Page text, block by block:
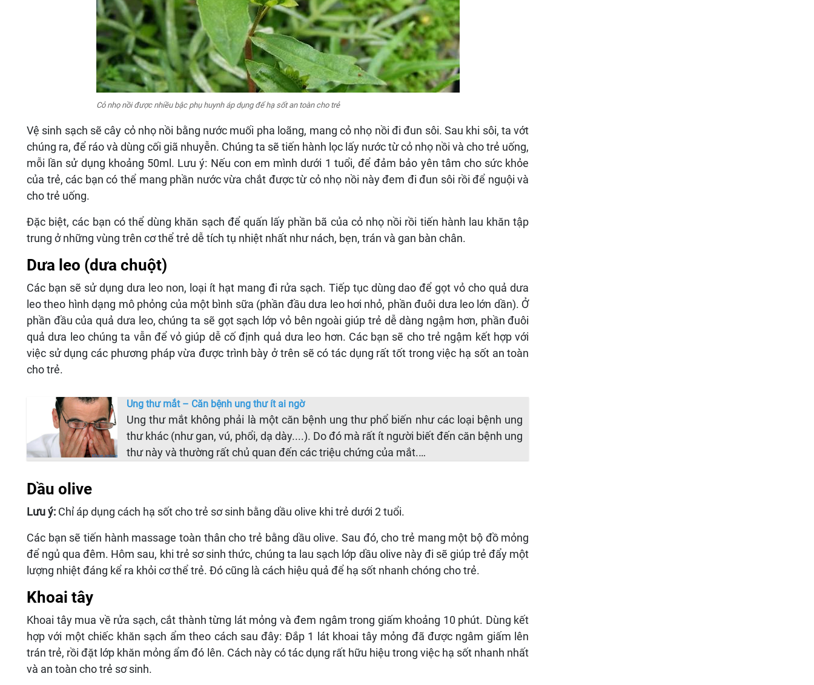
Cỏ nhọ nồi được nhiều bậc phụ huynh áp dụng để hạ sốt an toàn cho trẻ
Vệ sinh sạch sẽ cây cỏ nhọ nồi bằng nước muối pha loãng, mang cỏ nhọ nồi đi đun sôi. Sau khi sôi, ta vớt
chúng ra, để ráo và dùng cối giã nhuyễn. Chúng ta sẽ tiến hành lọc lấy nước từ cỏ nhọ nồi và cho trẻ uống,
mỗi lần sử dụng khoảng 50ml. Lưu ý: Nếu con em mình dưới 1 tuổi, để đảm bảo yên tâm cho sức khỏe
của trẻ, các bạn có thể mang phần nước vừa chắt được từ cỏ nhọ nồi này đem đi đun sôi rồi để nguội và
cho trẻ uống.
Đặc biệt, các bạn có thể dùng khăn sạch để quấn lấy phần bã của cỏ nhọ nồi rồi tiến hành lau khăn tập
trung ở những vùng trên cơ thể trẻ dễ tích tụ nhiệt nhất như nách, bẹn, trán và gan bàn chân.
Dưa leo (dưa chuột)
Các bạn sẽ sử dụng dưa leo non, loại ít hạt mang đi rửa sạch. Tiếp tục dùng dao để gọt vỏ cho quả dưa
leo theo hình dạng mô phỏng của một bình sữa (phần đầu dưa leo hơi nhỏ, phần đuôi dưa leo lớn dần). Ở
phần đầu của quả dưa leo, chúng ta sẽ gọt sạch lớp vỏ bên ngoài giúp trẻ dễ dàng ngậm hơn, phần đuôi
quả dưa leo chúng ta vẫn để vỏ giúp dễ cố định quả dưa leo hơn. Các bạn sẽ cho trẻ ngậm kết hợp với
việc sử dụng các phương pháp vừa được trình bày ở trên sẽ có tác dụng rất tốt trong việc hạ sốt an toàn
cho trẻ.
Ung thư mắt – Căn bệnh ung thư ít ai ngờ
Ung thư mắt không phải là một căn bệnh ung thư phổ biến như các loại bệnh ung
thư khác (như gan, vú, phổi, dạ dày....). Do đó mà rất ít người biết đến căn bệnh ung
thư này và thường rất chủ quan đến các triệu chứng của mắt.…
Dầu olive
Lưu ý: Chỉ áp dụng cách hạ sốt cho trẻ sơ sinh bằng dầu olive khi trẻ dưới 2 tuổi.
Các bạn sẽ tiến hành massage toàn thân cho trẻ bằng dầu olive. Sau đó, cho trẻ mang một bộ đồ mỏng
để ngủ qua đêm. Hôm sau, khi trẻ sơ sinh thức, chúng ta lau sạch lớp dầu olive này đi sẽ giúp trẻ đẩy một
lượng nhiệt đáng kể ra khỏi cơ thể trẻ. Đó cũng là cách hiệu quả để hạ sốt nhanh chóng cho trẻ.
Khoai tây
Khoai tây mua về rửa sạch, cắt thành từng lát mỏng và đem ngâm trong giấm khoảng 10 phút. Dùng kết
hợp với một chiếc khăn sạch ẩm theo cách sau đây: Đắp 1 lát khoai tây mỏng đã được ngâm giấm lên
trán trẻ, rồi đặt lớp khăn mỏng ẩm đó lên. Cách này có tác dụng rất hữu hiệu trong việc hạ sốt nhanh nhất
và an toàn cho trẻ sơ sinh.